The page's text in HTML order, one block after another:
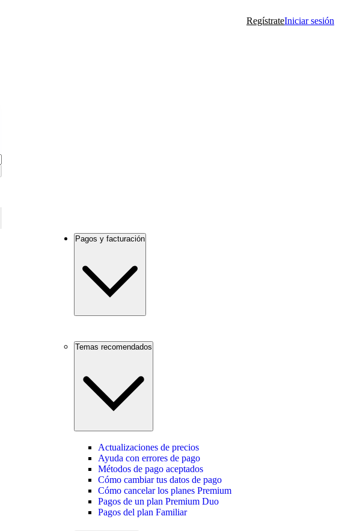
RegístrateIniciar sesión
Pagos y facturación
Temas recomendados
Actualizaciones de precios
Ayuda con errores de pago
Métodos de pago aceptados
Cómo cambiar tus datos de pago
Cómo cancelar los planes Premium
Pagos de un plan Premium Duo
Pagos del plan Familiar